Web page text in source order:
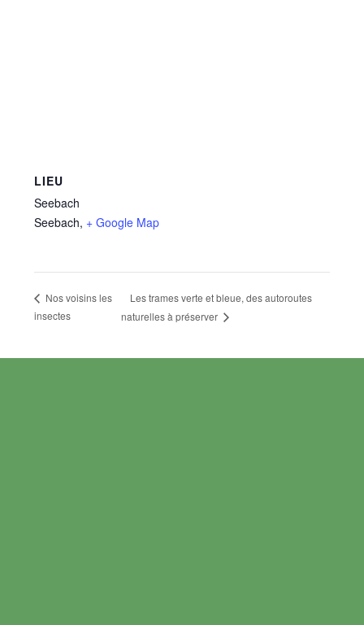
LIEU
Seebach
Seebach, + Google Map
Nos voisins les
insectes
Les trames verte et bleue, des autoroutes
naturelles à préserver